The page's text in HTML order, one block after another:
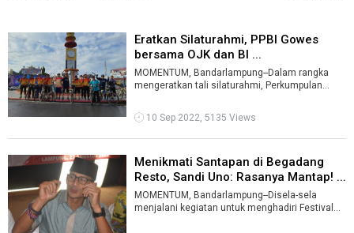
Eratkan Silaturahmi, PPBI Gowes
bersama OJK dan BI ...
MOMENTUM, Bandarlampung--Dalam rangka
mengeratkan tali silaturahmi, Perkumpulan
bersama ...
10 Sep 2022, 5135 Views
Menikmati Santapan di Begadang
Resto, Sandi Uno: Rasanya Mantap! ...
MOMENTUM, Bandarlampung--Disela-sela
menjalani kegiatan untuk menghadiri Festival